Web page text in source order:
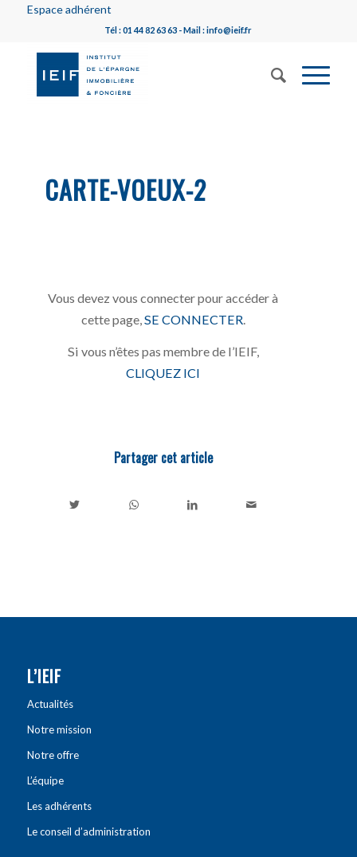
Espace adhérent
Tél : 01 44 82 63 63 - Mail : info@ieif.fr
CARTE-VOEUX-2
Vous devez vous connecter pour accéder à
cette page, SE CONNECTER
Si vous n’êtes pas membre de l’IEIF,
CLIQUEZ ICI
Partager cet article
L’IEIF
Actualités
Notre mission
Notre offre
L’équipe
Les adhérents
Le conseil d’administration